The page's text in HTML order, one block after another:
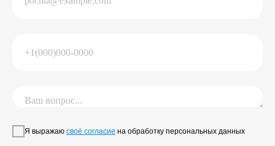
Я выражаю своё согласие на обработку персональных данных